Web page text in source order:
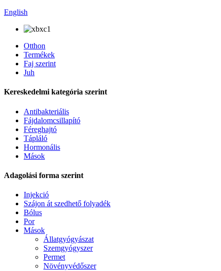
English
Otthon
Termékek
Faj szerint
Juh
Kereskedelmi kategória szerint
Antibakteriális
Fájdalomcsillapító
Féreghajtó
Tápláló
Hormonális
Mások
Adagolási forma szerint
Injekció
Szájon át szedhető folyadék
Bólus
Por
Mások
Állatgyógyászat
Szemgyógyszer
Permet
Növényvédőszer